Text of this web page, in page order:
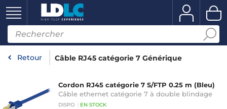
Retour Câble RJ45 catégorie 7 Générique
Cordon RJ45 catégorie 7 S/FTP 0.25 m (Bleu)
Câble ethernet catégorie 7 à double blindage
DISPO : EN STOCK